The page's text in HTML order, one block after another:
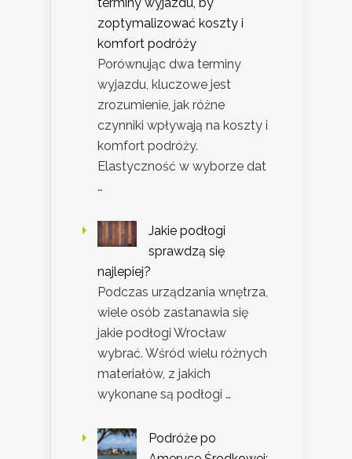
zoptymalizować koszty i
komfort podróży
Porównując dwa terminy
wyjazdu, kluczowe jest
zrozumienie, jak różne
czynniki wpływają na koszty i
komfort podróży.
Elastyczność w wyborze dat
…
Jakie podłogi
sprawdzą się
najlepiej?
Podczas urządzania wnętrza,
wiele osób zastanawia się
jakie podłogi Wrocław
wybrać. Wśród wielu różnych
materiałów, z jakich
wykonane są podłogi …
Podróże po